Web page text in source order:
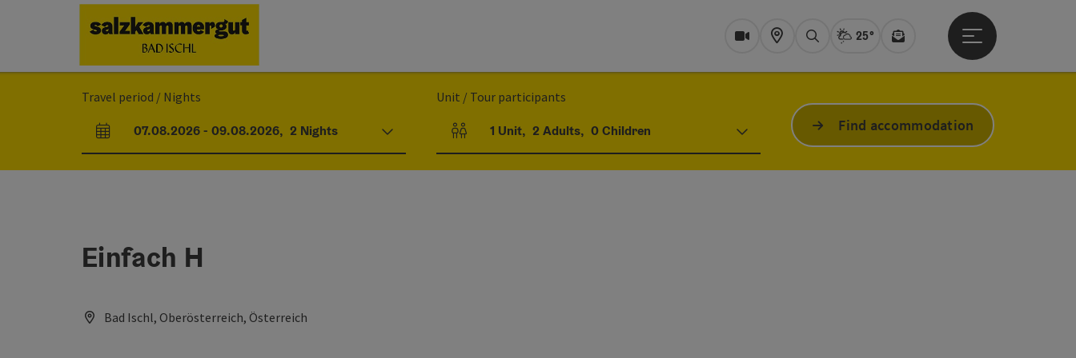
Webcams
KartesearchActual Weather Bad Ischl,
25°
Newsletter
Open main menu
Travel period / Nights
arrival and departure fields
07.08.2026- 09.08.2026, 2 Nights
Unit / Tour participants
Number of units and person fields
1 Unit, 2 Adults, 0Children Find accommodation
Einfach H
Bad Ischl, Oberösterreich, Österreich